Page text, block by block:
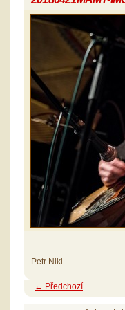
Petr Nikl
← Předchozí